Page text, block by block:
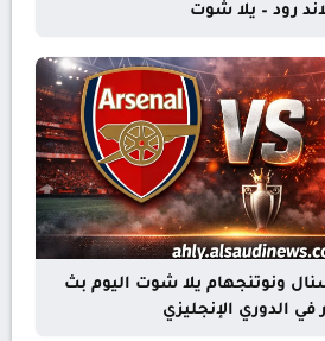
رود – يلا شوت
ونوتنجهام يلا شوت اليوم بث
في الدوري الإنجليزي